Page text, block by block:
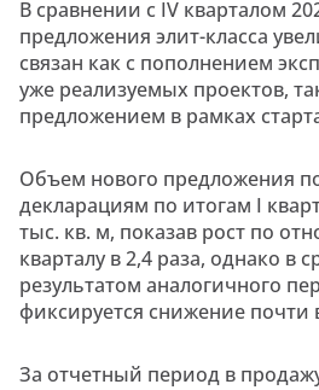
В сравнении с IV кварталом
предложения элит-класса
связан как с пополнением
уже реализуемых проектов,
предложением в рамках
Объем нового предложения
декларациям по итогам I
тыс. кв. м, показав рост по
кварталу в 2,4 раза, однако в
результатом аналогичного
фиксируется снижение почти
За отчетный период в